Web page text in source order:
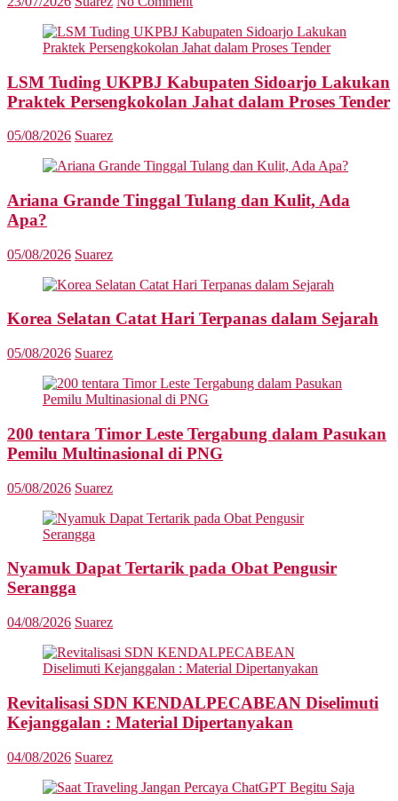
LSM Tuding UKPBJ Kabupaten Sidoarjo Lakukan
Praktek Persengkokolan Jahat dalam Proses Tender
05/08/2026 Suarez
Ariana Grande Tinggal Tulang dan Kulit, Ada
Apa?
05/08/2026 Suarez
Korea Selatan Catat Hari Terpanas dalam Sejarah
05/08/2026 Suarez
200 tentara Timor Leste Tergabung dalam Pasukan
Pemilu Multinasional di PNG
05/08/2026 Suarez
Nyamuk Dapat Tertarik pada Obat Pengusir
Serangga
04/08/2026 Suarez
Revitalisasi SDN KENDALPECABEAN Diselimuti
Kejanggalan : Material Dipertanyakan
04/08/2026 Suarez